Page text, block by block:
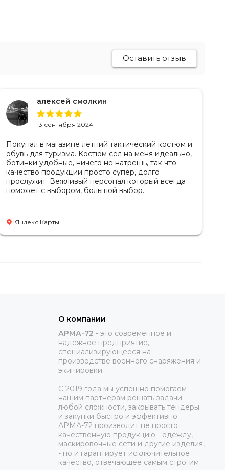
Оставить отзыв
алексей смолкин
13 сентября 2024
Покупал в магазине летний тактический костюм и
обувь для туризма. Костюм сел на меня идеально,
ботинки удобные, ничего не натрешь, так что
качество продукции просто супер, долго
прослужит. Вежливый персонал который всегда
поможет с выбором, большой выбор.
Яндекс Карты
О компании
АРМА-72 - это современное и
надежное предприятие,
специализирующееся на
производстве военного снаряжения и
экипировки.
С 2019 года мы успешно помогаем
нашим партнерам решать задачи
любой сложности, закрывать тендеры
и закупки быстро и эффективно.
АРМА-72 производит не просто
качественную продукцию - одежду,
маскировочные сети и другие изделия,
- но и гарантирует исключительное
качество, отвечающее самым строгим